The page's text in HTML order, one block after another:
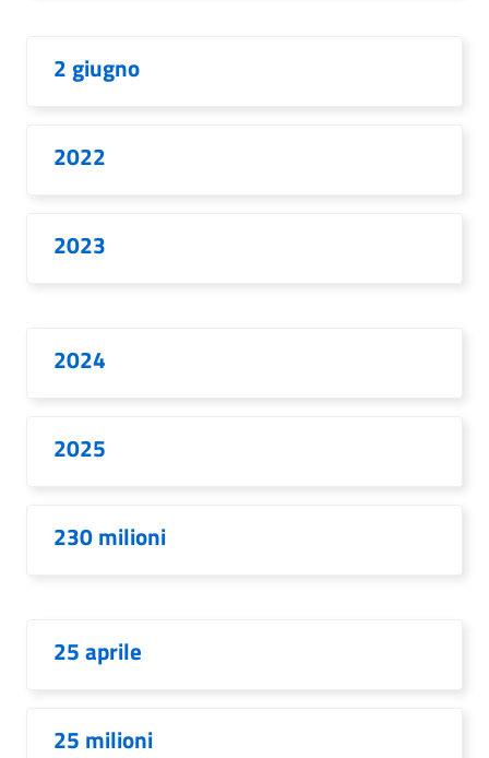
2 giugno
2022
2023
2024
2025
230 milioni
25 aprile
25 milioni